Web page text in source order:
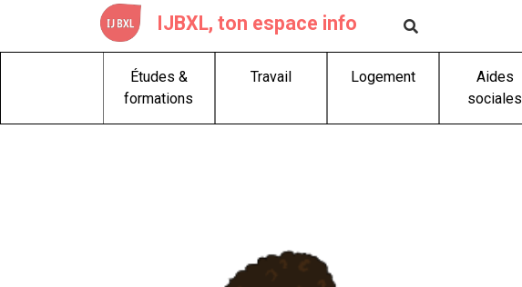
content
IJBXL, ton espace info
Études &
formations
Travail Logement
Aides
sociales